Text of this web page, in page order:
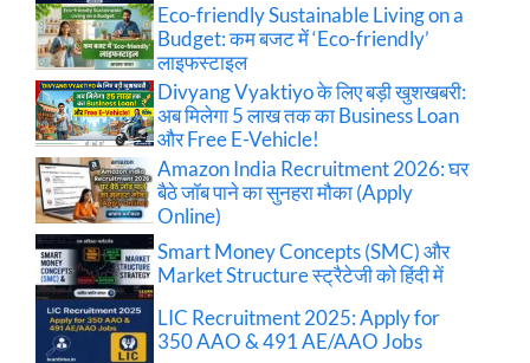
Eco-friendly Sustainable Living on a
Budget: कम बजट में ‘Eco-friendly’
लाइफस्टाइल
Divyang Vyaktiyo के लिए बड़ी खुशखबरी:
अब मिलेगा 5 लाख तक का Business Loan
और Free E-Vehicle!
Amazon India Recruitment 2026: घर
बैठे जॉब पाने का सुनहरा मौका (Apply
Online)
Smart Money Concepts (SMC) और
Market Structure स्ट्रैटेजी को हिंदी में
LIC Recruitment 2025: Apply for
350 AAO & 491 AE/AAO Jobs